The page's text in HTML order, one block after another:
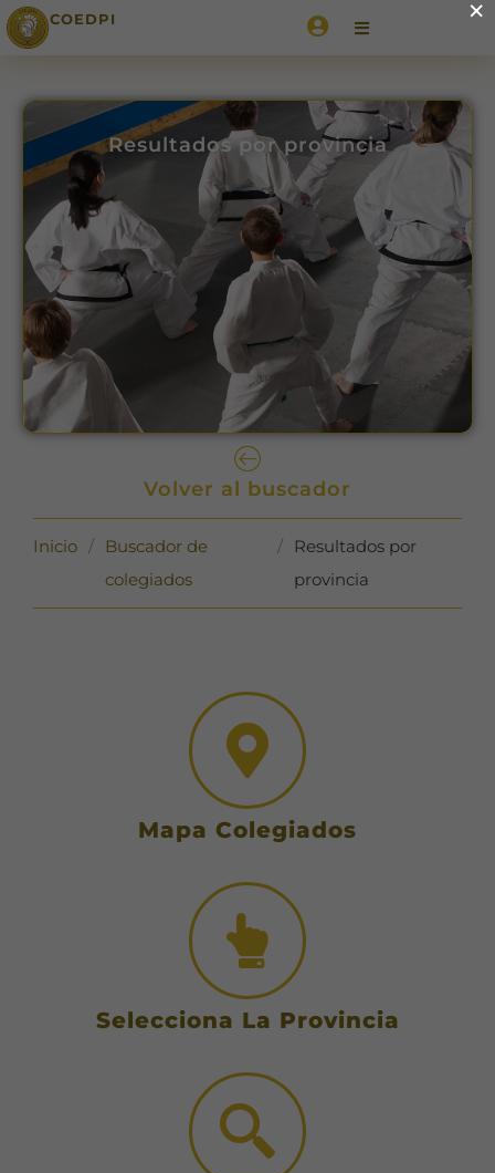
COEDPI
Resultados por provincia
Volver al buscador
Inicio / Buscador de
colegiados
/
Resultados por
provincia
Mapa Colegiados
Selecciona La Provincia
×